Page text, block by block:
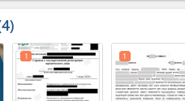
4
1 1